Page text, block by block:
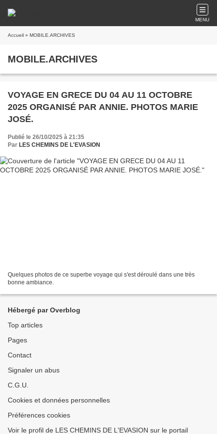
MENU
Accueil » MOBILE.ARCHIVES
MOBILE.ARCHIVES
VOYAGE EN GRECE DU 04 AU 11 OCTOBRE
2025 ORGANISÉ PAR ANNIE. PHOTOS MARIE
JOSÉ.
Publié le 26/10/2025 à 21:35
Par LES CHEMINS DE L'EVASION
Quelques photos de ce superbe voyage qui s'est déroulé dans une très
bonne ambiance.
Hébergé par Overblog
Top articles
Pages
Contact
Signaler un abus
C.G.U.
Cookies et données personnelles
Préférences cookies
Voir le profil de LES CHEMINS DE L'EVASION sur le portail